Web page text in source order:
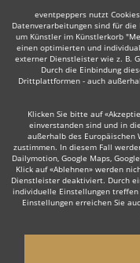
eventpeppers nutzt
Datenverarbeitungen sind für
um Künstler im Künstlerkorb
einen optimierten und
externer Dienstleister wie z. B.
Durch die Einbindung
Drittplattformen - auch
Klicken Sie bitte auf
einverstanden sind und in
außerhalb des Europäischen
zustimmen. In diesem Fall
Dailymotion, Google Maps,
Klick auf «Ablehnen» werden
Dienstleister deaktiviert. Durch
individuelle Einstellungen
Einstellungen erreichen Sie